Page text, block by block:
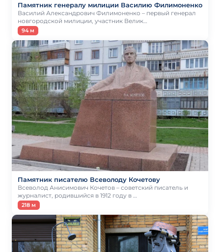
Памятник генералу милиции Василию Филимоненко
Василий Александрович Филимоненко – первый генерал
новгородской милиции, участник Велик…
94 м
Памятник писателю Всеволоду Кочетову
Всеволод Анисимович Кочетов – советский писатель и
журналист, родившийся в 1912 году в …
218 м